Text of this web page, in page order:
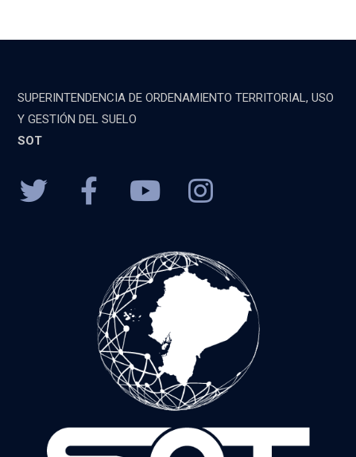
SUPERINTENDENCIA DE ORDENAMIENTO TERRITORIAL, USO
Y GESTIÓN DEL SUELO
SOT